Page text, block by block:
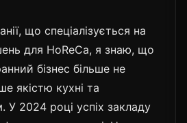
що спеціалізується на
для HoReCa, я знаю, що
бізнес більше не
якістю кухні та
У 2024 році успіх закладу